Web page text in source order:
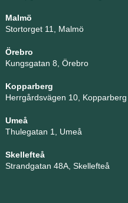
Malmö
Stortorget 11, Malmö
Örebro
Kungsgatan 8, Örebro
Kopparberg
Herrgårdsvägen 10, Kopparberg
Umeå
Thulegatan 1, Umeå
Skellefteå
Strandgatan 48A, Skellefteå